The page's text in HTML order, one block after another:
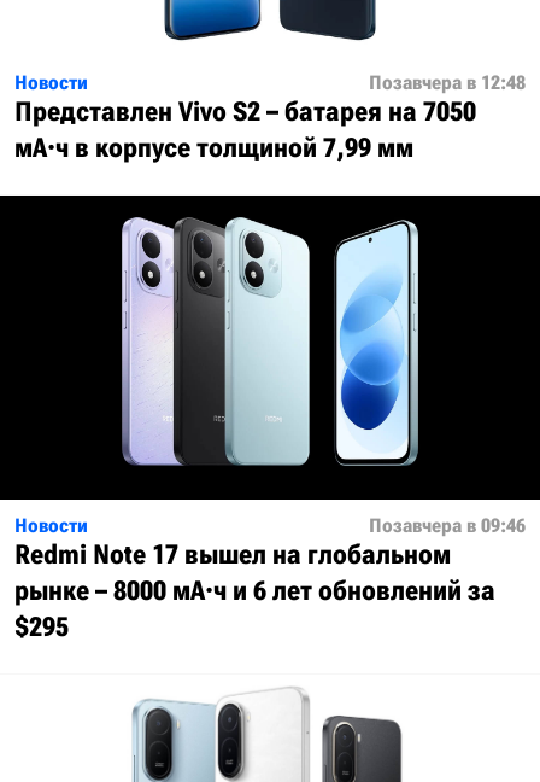
Новости Позавчера в 12:48
Представлен Vivo S2 – батарея на 7050
мА·ч в корпусе толщиной 7,99 мм
Новости Позавчера в 09:46
Redmi Note 17 вышел на глобальном
рынке – 8000 мА·ч и 6 лет обновлений за
$295